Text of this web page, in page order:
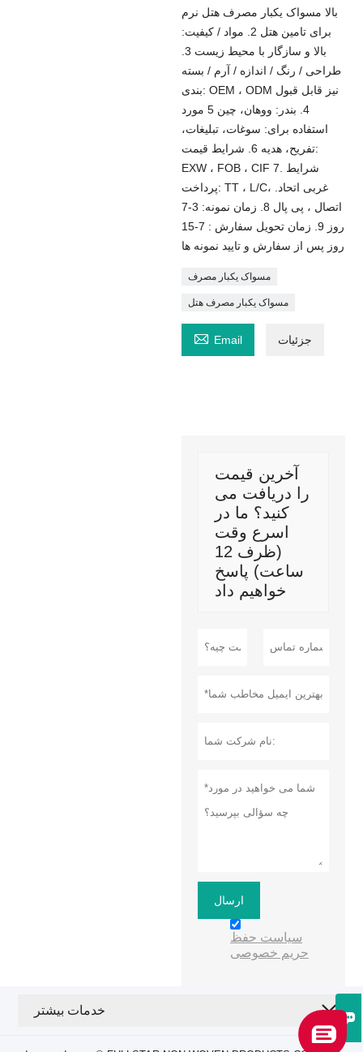

بالا مسواک یکبار مصرف هتل نرم
برای تامین هتل 2. مواد / کیفیت:
طراحی / رنگ / اندازه / آرم / بسته
بندی: OEM ، ODM نیز قابل قبول
4. بندر: ووهان، چین 5 مورد
استفاده برای: سوغات، تبلیغات،
تفریح، هدیه 6. شرایط قیمت:
EXW ، FOB ، CIF 7. شرایط
پرداخت: TT ، L/C، غربی اتحاد.
اتصال ، پی پال 8. زمان نمونه: 3-7
روز 9. زمان تحویل سفارش : 7-15
روز پس از سفارش و تایید نمونه ها
مسواک یکبار مصرف
مسواک یکبار مصرف هتل
 Email جزئیات
آخرین قیمت
را دریافت می
کنید؟ ما در
اسرع وقت
(ظرف 12
ساعت) پاسخ
خواهیم داد
ارسال
سیاست حفظ
حریم خصوصی
خدمات بیشتر